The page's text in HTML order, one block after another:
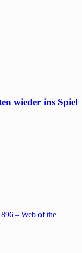
wieder ins Spiel
– Web of the